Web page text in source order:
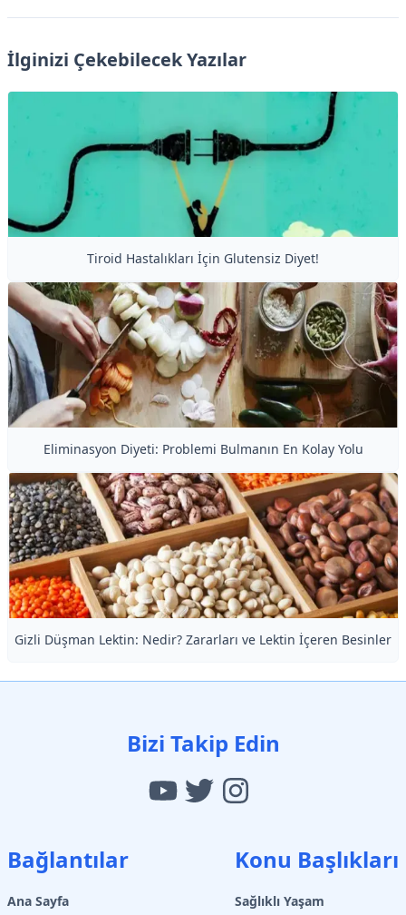
İlginizi Çekebilecek Yazılar
Tiroid Hastalıkları İçin Glutensiz Diyet!
Eliminasyon Diyeti: Problemi Bulmanın En Kolay Yolu
Gizli Düşman Lektin: Nedir? Zararları ve Lektin İçeren Besinler
Bizi Takip Edin
Bağlantılar
Ana Sayfa
Konu Başlıkları
Sağlıklı Yaşam